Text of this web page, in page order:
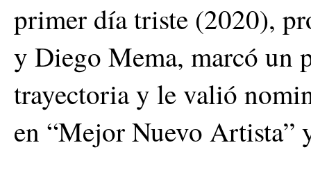
primer día triste (2020),
y Diego Mema, marcó un
trayectoria y le valió
en “Mejor Nuevo Artista”